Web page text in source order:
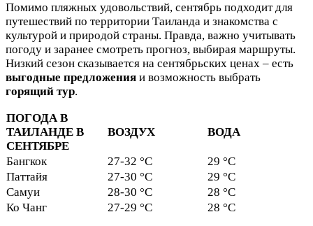
Помимо пляжных удовольствий, сентябрь подходит для
путешествий по территории Таиланда и знакомства с
культурой и природой страны. Правда, важно учитывать
погоду и заранее смотреть прогноз, выбирая маршруты.
Низкий сезон сказывается на сентябрьских ценах – есть
выгодные предложения и возможность выбрать
горящий тур.
ПОГОДА В
ТАИЛАНДЕ В
СЕНТЯБРЕ
ВОЗДУХ ВОДА
Бангкок 27-32 °C
29 °C
Паттайя
27-30 °C
29 °C
Самуи
28-30 °C
28 °C
Ко Чанг
27-29 °C 28 °C